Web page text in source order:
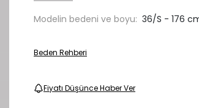
Modelin bedeni ve boyu: 36/S - 176
Beden Rehberi
Fiyatı Düşünce Haber Ver